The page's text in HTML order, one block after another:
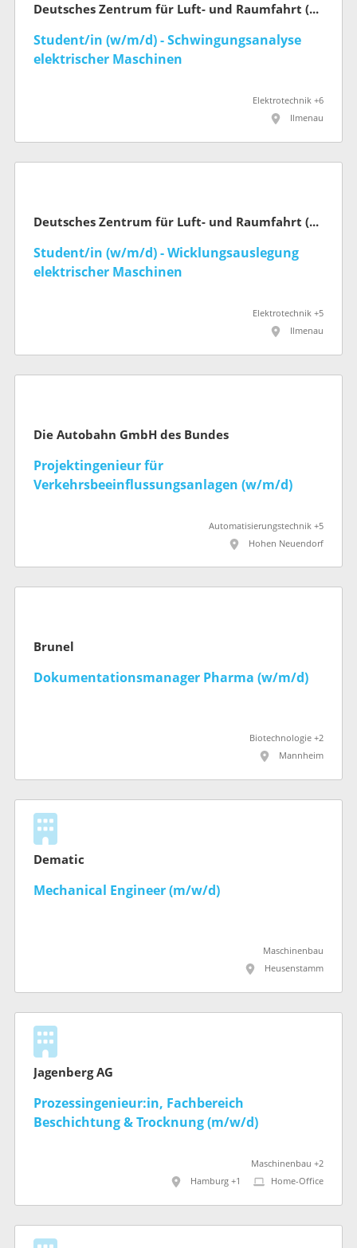
Deutsches Zentrum für Luft- und Raumfahrt (DLR)
Student/in (w/m/d) - Schwingungsanalyse
elektrischer Maschinen
Elektrotechnik +6
Ilmenau
Deutsches Zentrum für Luft- und Raumfahrt (DLR)
Student/in (w/m/d) - Wicklungsauslegung
elektrischer Maschinen
Elektrotechnik +5
Ilmenau
Die Autobahn GmbH des Bundes
Projektingenieur für
Verkehrsbeeinflussungsanlagen (w/m/d)
Automatisierungstechnik +5
Hohen Neuendorf
Brunel
Dokumentationsmanager Pharma (w/m/d)
Biotechnologie +2
Mannheim
Dematic
Mechanical Engineer (m/w/d)
Maschinenbau
Heusenstamm
Jagenberg AG
Prozessingenieur:in, Fachbereich
Beschichtung & Trocknung (m/w/d)
Maschinenbau +2
Hamburg +1
Home-Office